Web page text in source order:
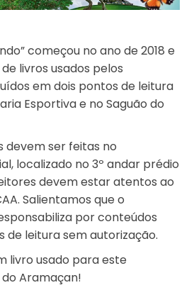
começou no ano de 2018 e
livros usados pelos
em dois pontos de leitura
Esportiva e no Saguão do
devem ser feitas no
localizado no 3º andar prédio
devem estar atentos ao
Salientamos que o
por conteúdos
de leitura sem autorização.
livro usado para este
Aramaçan!